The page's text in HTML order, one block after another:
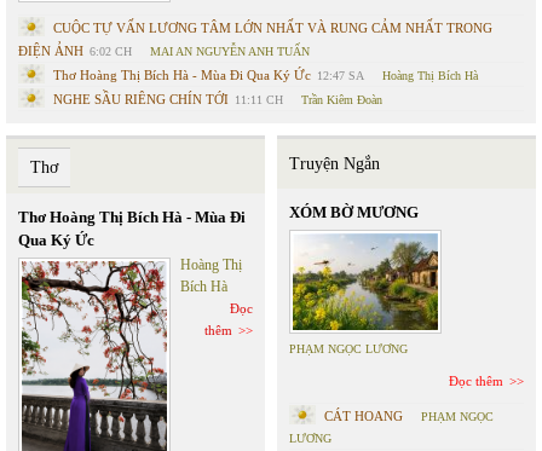
CUỘC TỰ VẤN LƯƠNG TÂM LỚN NHẤT VÀ RUNG CẢM NHẤT TRONG
ĐIỆN ẢNH 6:02 CH MAI AN NGUYỄN ANH TUẤN
Thơ Hoàng Thị Bích Hà - Mùa Đi Qua Ký Ức 12:47 SA Hoàng Thị Bích Hà
NGHE SẦU RIÊNG CHÍN TỚI 11:11 CH Trần Kiêm Đoàn
Thơ
Thơ Hoàng Thị Bích Hà - Mùa Đi
Qua Ký Ức
Hoàng Thị
Bích Hà
Đọc
thêm
Truyện Ngắn
XÓM BỜ MƯƠNG
PHẠM NGỌC LƯƠNG
Đọc thêm
CÁT HOANG
PHẠM NGỌC
LƯƠNG